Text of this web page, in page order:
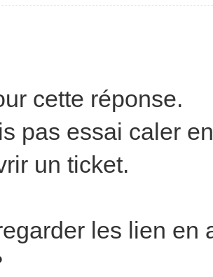
cette réponse.
pas essai caler
un ticket.
les lien en